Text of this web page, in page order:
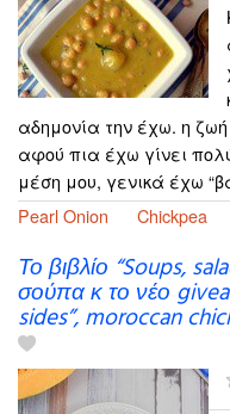
αδημονία την έχω. η ζωή
αφού πια έχω γίνει
μέση μου, γενικά έχω
Pearl Onion
Chickpea
Το βιβλίο “Soups,
σούπα κ το νέο
sides”, moroccan